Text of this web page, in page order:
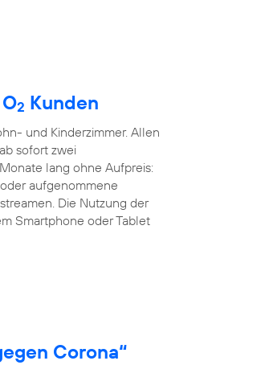
2 Kunden
und Kinderzimmer. Allen
ab sofort zwei
lang ohne Aufpreis:
aufgenommene
Die Nutzung der
Smartphone oder Tablet
Corona“